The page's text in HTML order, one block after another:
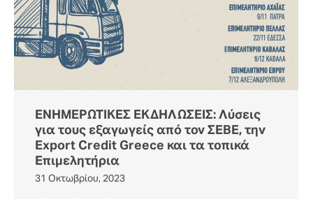
ΕΝΗΜΕΡΩΤΙΚΕΣ ΕΚΔΗΛΩΣΕΙΣ: Λύσεις
για τους εξαγωγείς από τον ΣΕΒΕ, την
Export Credit Greece και τα τοπικά
Επιμελητήρια
31 Οκτωβρίου, 2023